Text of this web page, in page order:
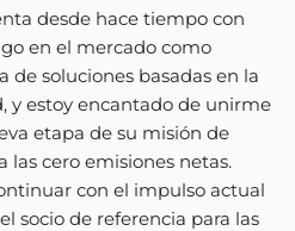
desde hace tiempo con
en el mercado como
de soluciones basadas en la
y estoy encantado de unirme
etapa de su misión de
las cero emisiones netas.
con el impulso actual
socio de referencia para las